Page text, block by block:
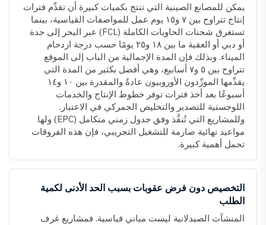
يمكن للمصانع الصينية التي تنتج بكميات كبيرة أن تقدِّم فترات
إنتاج تتراوح بين ٧ و١٥ يوم عمل للمواصفات القياسية، بينما
تستغرق شحنات الحاويات الكاملة (FCL) عبر البحر إلى جدة
أو دبي أو العقبة ما بين ١٨ و٢٥ يومًا حسب درجة ازدحام
الميناء. وبذلك فإن المدة الإجمالية من الباب إلى الموقع
تتراوح بين ٥ و٧ أسابيع، وهي أفضل بكثير من المدة التي
يقدِّمها المورِّدون الأوروبيون عادةً والمقدرة بين ١٠ و١٤
أسبوعًا بعد أخذ فترات توفر خطوط الإنتاج والخدمات
اللوجستية للتصدير والتخليص الجمركي في الاعتبار.
وللمشاريع التي تُنفَّذ وفق جدول زمني متكامل (EPC) ولها
مواعيد نهائية صارمة للتشغيل التجريبي، فإن هذه الفروقات
تحمل أهمية كبيرة.
التخصيص دون فرض عقوبات بسبب الحد الأدنى لكمية
الطلب
المنشآت الصيدلانية ليست مباني قياسية. فمشاريع غرف